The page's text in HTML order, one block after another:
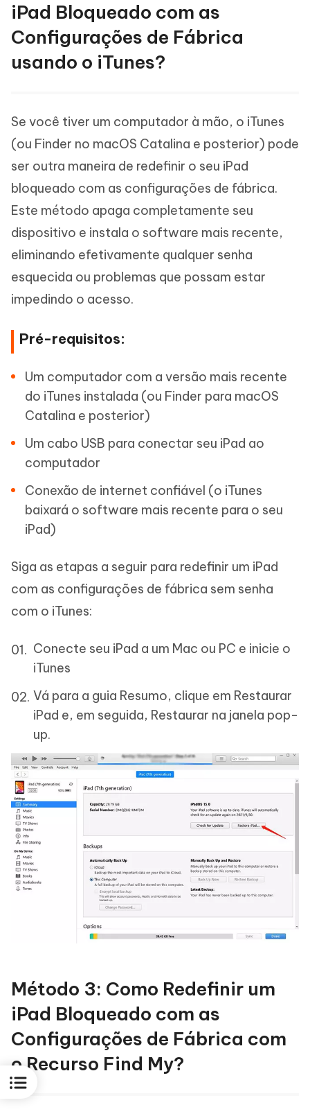
iPad Bloqueado com as
Configurações de Fábrica
usando o iTunes?
Se você tiver um computador à mão, o iTunes
(ou Finder no macOS Catalina e posterior) pode
ser outra maneira de redefinir o seu iPad
bloqueado com as configurações de fábrica.
Este método apaga completamente seu
dispositivo e instala o software mais recente,
eliminando efetivamente qualquer senha
esquecida ou problemas que possam estar
impedindo o acesso.
Pré-requisitos:
Um computador com a versão mais recente
do iTunes instalada (ou Finder para macOS
Catalina e posterior)
Um cabo USB para conectar seu iPad ao
computador
Conexão de internet confiável (o iTunes
baixará o software mais recente para o seu
iPad)
Siga as etapas a seguir para redefinir um iPad
com as configurações de fábrica sem senha
com o iTunes:
Conecte seu iPad a um Mac ou PC e inicie o
iTunes
Vá para a guia Resumo, clique em Restaurar
iPad e, em seguida, Restaurar na janela pop-
up.
Método 3: Como Redefinir um
iPad Bloqueado com as
Configurações de Fábrica com
o Recurso Find My?